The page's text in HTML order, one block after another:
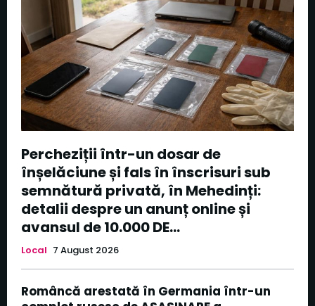
Percheziții într-un dosar de
înșelăciune și fals în înscrisuri sub
semnătură privată, în Mehedinți:
detalii despre un anunț online și
avansul de 10.000 DE...
Local 7 August 2026
Româncă arestată în Germania într-un